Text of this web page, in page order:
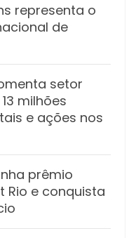
representa o
de
setor
milhões
e ações nos
prêmio
Rio e conquista